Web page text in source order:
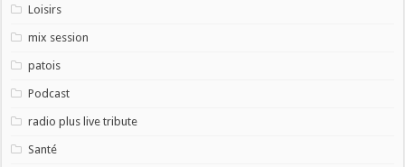
Loisirs
mix session
patois
Podcast
radio plus live tribute
Santé